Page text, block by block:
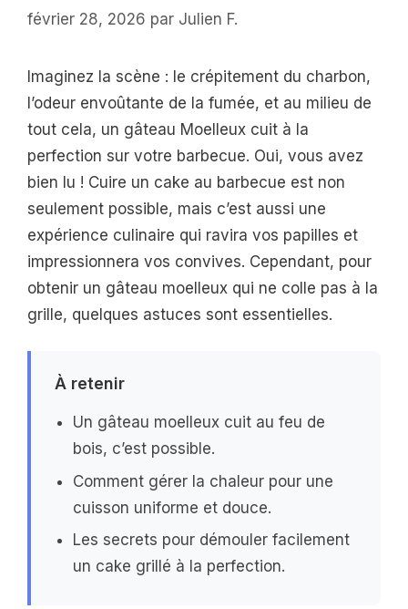
février 28, 2026 par Julien F.
Imaginez la scène : le crépitement du charbon,
l’odeur envoûtante de la fumée, et au milieu de
tout cela, un gâteau Moelleux cuit à la
perfection sur votre barbecue. Oui, vous avez
bien lu ! Cuire un cake au barbecue est non
seulement possible, mais c’est aussi une
expérience culinaire qui ravira vos papilles et
impressionnera vos convives. Cependant, pour
obtenir un gâteau moelleux qui ne colle pas à la
grille, quelques astuces sont essentielles.
À retenir
Un gâteau moelleux cuit au feu de
bois, c’est possible.
Comment gérer la chaleur pour une
cuisson uniforme et douce.
Les secrets pour démouler facilement
un cake grillé à la perfection.